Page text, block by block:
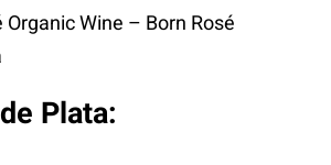
Organic Wine – Born Rosé
Plata: